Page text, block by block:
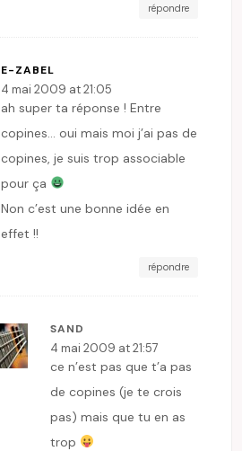
répondre
E-ZABEL
4 mai 2009 at 21:05
ah super ta réponse ! Entre
copines… oui mais moi j’ai pas de
copines, je suis trop associable
pour ça
Non c’est une bonne idée en
effet !!
répondre
SAND
4 mai 2009 at 21:57
ce n’est pas que t’a pas
de copines (je te crois
pas) mais que tu en as
trop